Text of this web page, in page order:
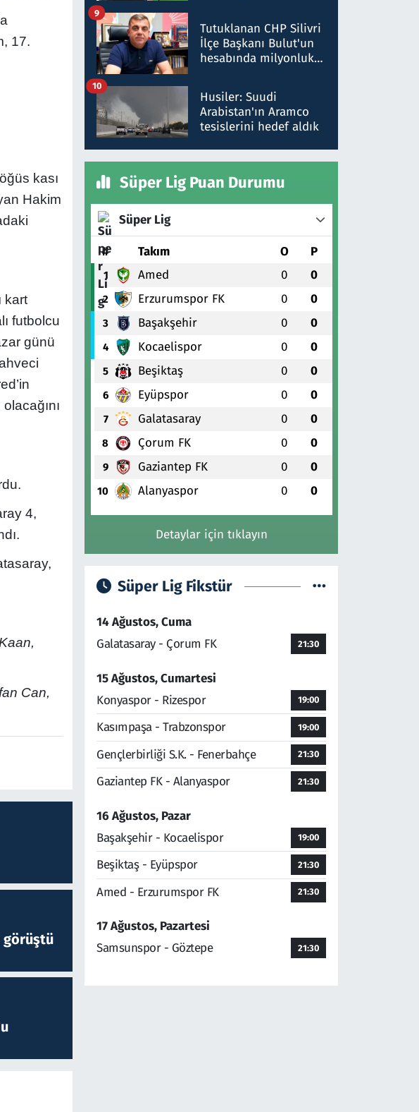
17.
kası
Hakim
kart
futbolcu
günü
4,
Can,
görüştü
düşürüldüğü" iddiasını
yalanladı
Tutuklanan CHP Silivri
İlçe Başkanı Bulut'un
hesabında milyonluk
talimat verdi, ben
gönderdim
9
Husiler: Suudi
Arabistan'ın Aramco
tesislerini hedef aldık
10
Süper Lig Puan Durumu
Süper Lig
# Takım O P
1 Amed 0 0
2 Erzurumspor FK 0 0
3 Başakşehir 0 0
4 Kocaelispor 0 0
5 Beşiktaş 0 0
6 Eyüpspor 0 0
7 Galatasaray 0 0
8 Çorum FK 0 0
9 Gaziantep FK 0 0
10 Alanyaspor 0 0
Detaylar için tıklayın
Süper Lig Fikstür
14 Ağustos, Cuma
Galatasaray - Çorum FK
21:30
15 Ağustos, Cumartesi
Konyaspor - Rizespor
19:00
Kasımpaşa - Trabzonspor 19:00
Gençlerbirliği S.K. - Fenerbahçe 21:30
Gaziantep FK - Alanyaspor 21:30
16 Ağustos, Pazar
Başakşehir - Kocaelispor
19:00
Beşiktaş - Eyüpspor 21:30
Amed - Erzurumspor FK 21:30
17 Ağustos, Pazartesi
Samsunspor - Göztepe
21:30